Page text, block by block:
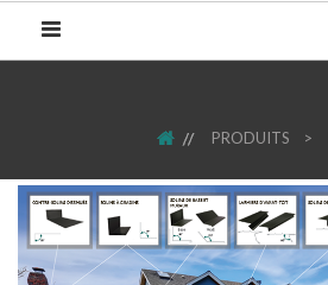
ACCUEILPRODUITS >